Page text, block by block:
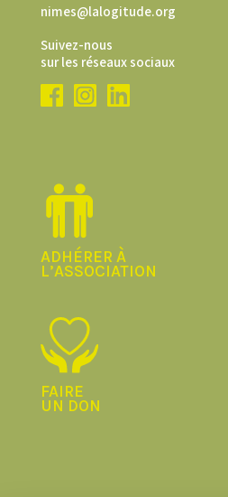
nimes@lalogitude.org
Suivez-nous
sur les réseaux sociaux
ADHÉRER À
L’ASSOCIATION
FAIRE
UN DON